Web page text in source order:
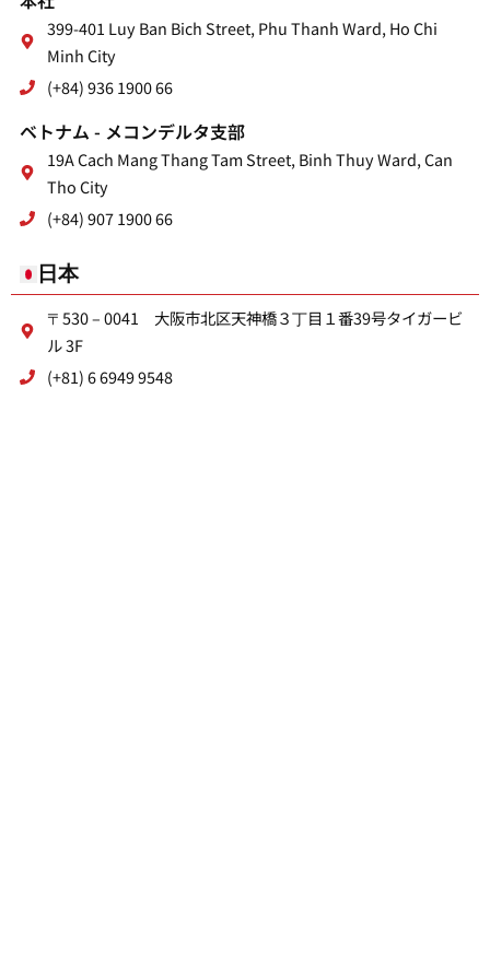
399-401 Luy Ban Bich Street, Phu Thanh Ward, Ho Chi
Minh City
(+84) 936 1900 66
ベトナム - メコンデルタ支部
19A Cach Mang Thang Tam Street, Binh Thuy Ward, Can
Tho City
(+84) 907 1900 66
日本
〒530 – 0041 大阪市北区天神橋３丁目１番39号タイガービ
ル 3F
(+81) 6 6949 9548